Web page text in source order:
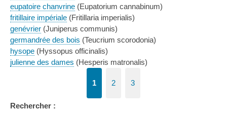
eupatoire chanvrine (Eupatorium cannabinum)
fritillaire impériale (Fritillaria imperialis)
genévrier (Juniperus communis)
germandrée des bois (Teucrium scorodonia)
hysope (Hyssopus officinalis)
julienne des dames (Hesperis matronalis)
1 2 3
Rechercher :